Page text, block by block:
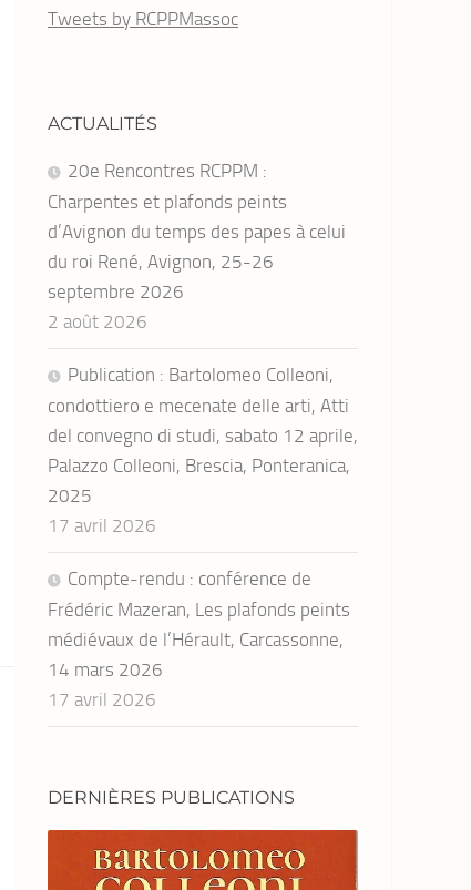
Tweets by RCPPMassoc
ACTUALITÉS
20e Rencontres RCPPM :
Charpentes et plafonds peints
d’Avignon du temps des papes à celui
du roi René, Avignon, 25-26
septembre 2026
2 août 2026
Publication : Bartolomeo Colleoni,
condottiero e mecenate delle arti, Atti
del convegno di studi, sabato 12 aprile,
Palazzo Colleoni, Brescia, Ponteranica,
2025
17 avril 2026
Compte-rendu : conférence de
Frédéric Mazeran, Les plafonds peints
médiévaux de l’Hérault, Carcassonne,
14 mars 2026
17 avril 2026
DERNIÈRES PUBLICATIONS